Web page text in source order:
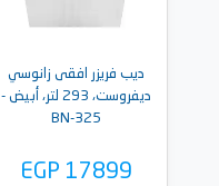
ديب فريزر افقى زانوسي
ديفروست، 293 لتر، أبيض -
BN-325
EGP 17899